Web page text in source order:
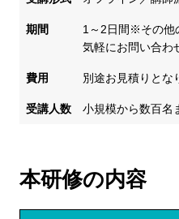
期間
1～2日間※その他
気軽にお問い合わ
費用 別途お見積りとな
受講人数 小規模から数百名
本研修の内容